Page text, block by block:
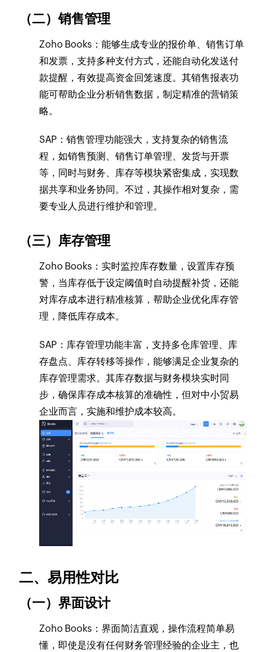
（二）销售管理
Zoho Books：能够生成专业的报价单、销售订单
和发票，支持多种支付方式，还能自动化发送付
款提醒，有效提高资金回笼速度。其销售报表功
能可帮助企业分析销售数据，制定精准的营销策
略。
SAP：销售管理功能强大，支持复杂的销售流
程，如销售预测、销售订单管理、发货与开票
等，同时与财务、库存等模块紧密集成，实现数
据共享和业务协同。不过，其操作相对复杂，需
要专业人员进行维护和管理。
（三）库存管理
Zoho Books：实时监控库存数量，设置库存预
警，当库存低于设定阈值时自动提醒补货，还能
对库存成本进行精准核算，帮助企业优化库存管
理，降低库存成本。
SAP：库存管理功能丰富，支持多仓库管理、库
存盘点、库存转移等操作，能够满足企业复杂的
库存管理需求。其库存数据与财务模块实时同
步，确保库存成本核算的准确性，但对中小贸易
企业而言，实施和维护成本较高。
二、易用性对比
（一）界面设计
Zoho Books：界面简洁直观，操作流程简单易
懂，即使是没有任何财务管理经验的企业主，也